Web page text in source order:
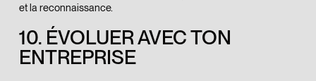
et la reconnaissance.
10. ÉVOLUER AVEC TON
ENTREPRISE